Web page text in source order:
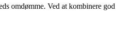
omdømme. Ved at kombinere